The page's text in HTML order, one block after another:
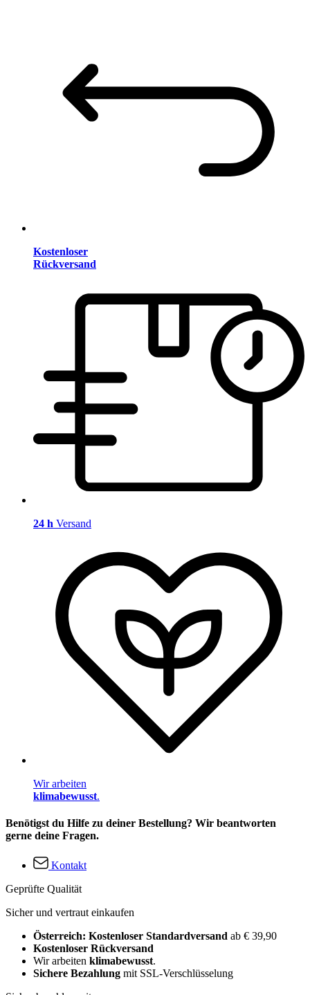
Kostenloser
Rückversand
24 h Versand
Wir arbeiten
klimabewusst.
Benötigst du Hilfe zu deiner Bestellung? Wir beantworten
gerne deine Fragen.
Kontakt
Geprüfte Qualität
Sicher und vertraut einkaufen
Österreich: Kostenloser Standardversand ab € 39,90
Kostenloser Rückversand
Wir arbeiten klimabewusst.
Sichere Bezahlung mit SSL-Verschlüsselung